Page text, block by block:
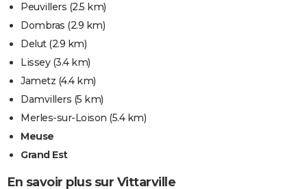
Peuvillers (2.5 km)
Dombras (2.9 km)
Delut(2.9 km)
Lissey(3.4 km)
Jametz (4.4 km)
Damvillers (5 km)
Merles-sur-Loison (5.4 km)
Meuse
Grand Est
En savoir plus sur Vittarville